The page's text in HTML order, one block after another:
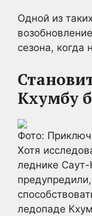
Одной из
сезона, когда
Кхумбу
Фото:
Хотя
леднике
ледопаде